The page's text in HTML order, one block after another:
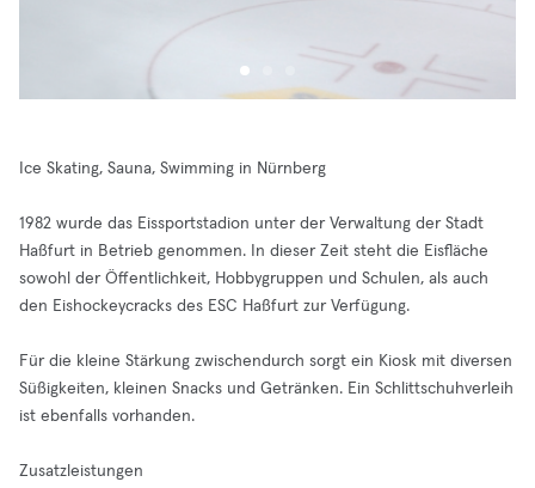
Ice Skating, Sauna, Swimming in Nürnberg
1982 wurde das Eissportstadion unter der Verwaltung der Stadt
Haßfurt in Betrieb genommen. In dieser Zeit steht die Eisfläche
sowohl der Öffentlichkeit, Hobbygruppen und Schulen, als auch
den Eishockeycracks des ESC Haßfurt zur Verfügung.
Für die kleine Stärkung zwischendurch sorgt ein Kiosk mit diversen
Süßigkeiten, kleinen Snacks und Getränken. Ein Schlittschuhverleih
ist ebenfalls vorhanden.
Zusatzleistungen